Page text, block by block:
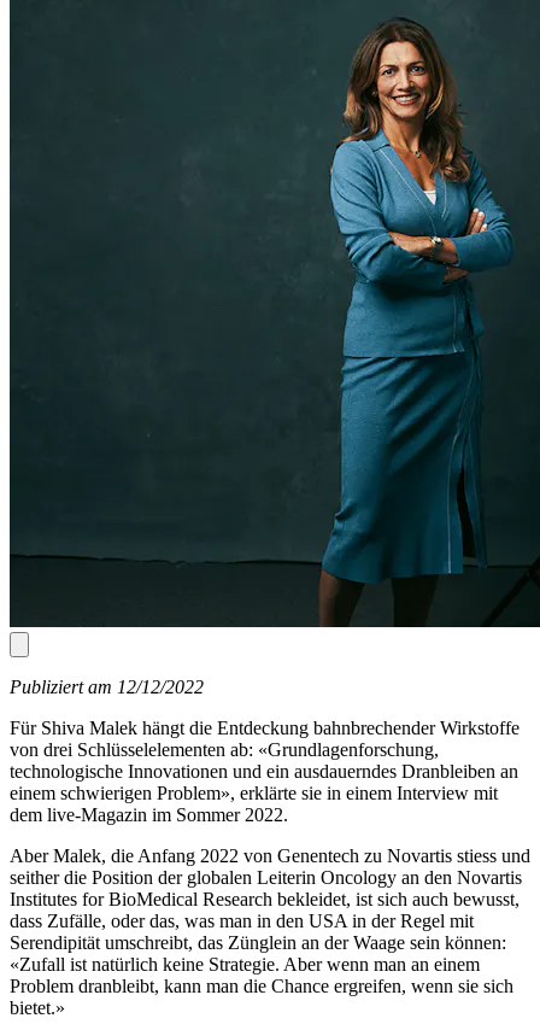
Publiziert am 12/12/2022
Für Shiva Malek hängt die Entdeckung bahnbrechender Wirkstoffe
von drei Schlüsselelementen ab: «Grundlagenforschung,
technologische Innovationen und ein ausdauerndes Dranbleiben an
einem schwierigen Problem», erklärte sie in einem Interview mit
dem live-Magazin im Sommer 2022.
Aber Malek, die Anfang 2022 von Genentech zu Novartis stiess und
seither die Position der globalen Leiterin Oncology an den Novartis
Institutes for BioMedical Research bekleidet, ist sich auch bewusst,
dass Zufälle, oder das, was man in den USA in der Regel mit
Serendipität umschreibt, das Zünglein an der Waage sein können:
«Zufall ist natürlich keine Strategie. Aber wenn man an einem
Problem dranbleibt, kann man die Chance ergreifen, wenn sie sich
bietet.»